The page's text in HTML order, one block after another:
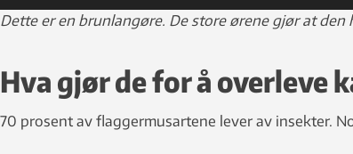
Dette er en brunlangøre. De store ørene gjør at den
Hva gjør de for å overleve
70 prosent av flaggermusartene lever av insekter.